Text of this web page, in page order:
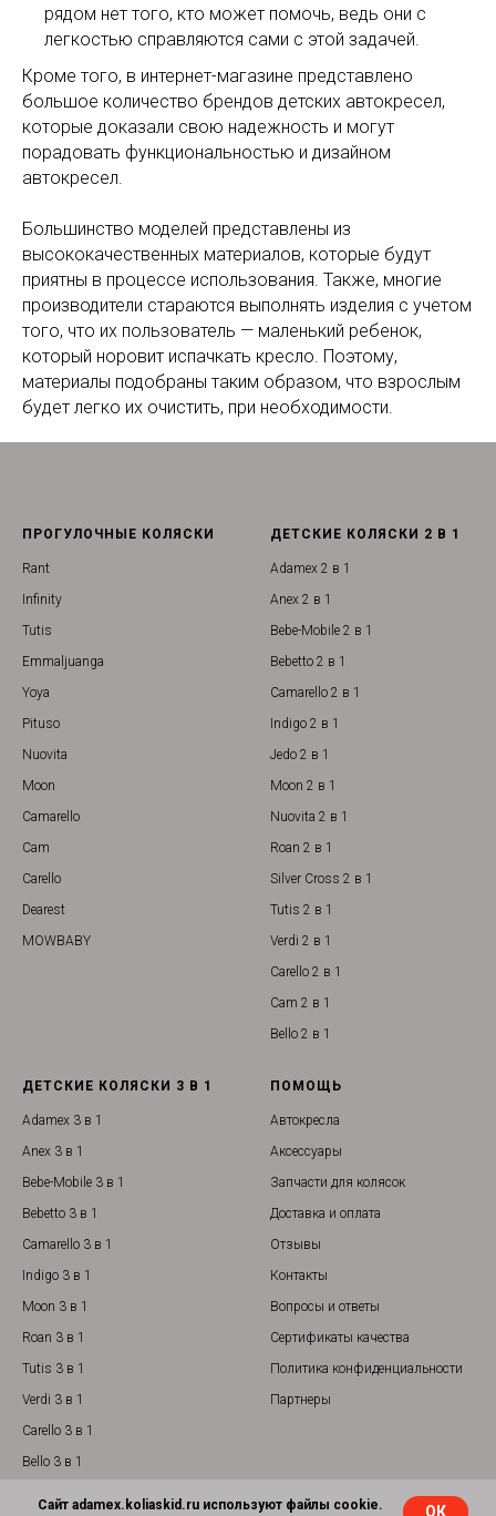
рядом нет того, кто может помочь, ведь они с
легкостью справляются сами с этой задачей.
Кроме того, в интернет-магазине представлено
большое количество брендов детских автокресел,
которые доказали свою надежность и могут
порадовать функциональностью и дизайном
автокресел.
Большинство моделей представлены из
высококачественных материалов, которые будут
приятны в процессе использования. Также, многие
производители стараются выполнять изделия с учетом
того, что их пользователь — маленький ребенок,
который норовит испачкать кресло. Поэтому,
материалы подобраны таким образом, что взрослым
будет легко их очистить, при необходимости.
Сайт adamex.koliaskid.ru используют файлы cookie. ОК
ПРОГУЛОЧНЫЕ КОЛЯСКИ
Rant
Infinity
Tutis
Emmaljuanga
Yoya
Pituso
Nuovita
Moon
Camarello
Cam
Carello
Dearest
MOWBABY
ДЕТСКИЕ КОЛЯСКИ 2 В 1
Adamex 2 в 1
Anex 2 в 1
Bebe-Mobile 2 в 1
Bebetto 2 в 1
Camarello 2 в 1
Indigo 2 в 1
Jedo 2 в 1
Moon 2 в 1
Nuovita 2 в 1
Roan 2 в 1
Silver Cross 2 в 1
Tutis 2 в 1
Verdi 2 в 1
Carello 2 в 1
Cam 2 в 1
Bello 2 в 1
ДЕТСКИЕ КОЛЯСКИ 3 В 1
Adamex 3 в 1
Anex 3 в 1
Bebe-Mobile 3 в 1
Bebetto 3 в 1
Camarello 3 в 1
Indigo 3 в 1
Moon 3 в 1
Roan 3 в 1
Tutis 3 в 1
Verdi 3 в 1
Carello 3 в 1
Bello 3 в 1
ПОМОЩЬ
Автокресла
Аксессуары
Запчасти для колясок
Доставка и оплата
Отзывы
Контакты
Вопросы и ответы
Сертификаты качества
Политика конфиденциальности
Партнеры